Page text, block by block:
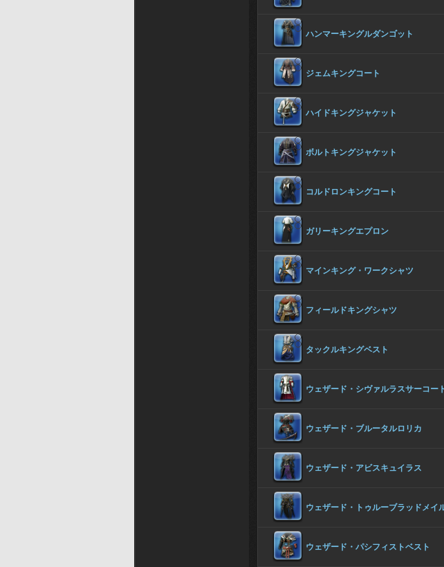
ハンマーキングルダンゴット
ジェムキングコート
ハイドキングジャケット
ボルトキングジャケット
コルドロンキングコート
ガリーキングエプロン
マインキング・ワークシャツ
フィールドキングシャツ
タックルキングベスト
ウェザード・シヴァルラスサーコー
ウェザード・ブルータルロリカ
ウェザード・アビスキュイラス
ウェザード・トゥルーブラッドメイ
ウェザード・パシフィストベスト